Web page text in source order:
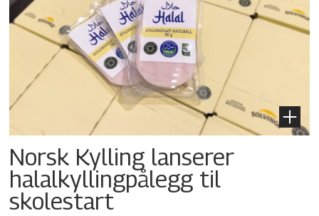
Norsk Kylling lanserer
halalkyllingpålegg til
skolestart